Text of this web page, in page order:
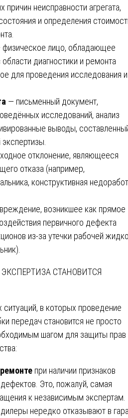
причин неисправности агрегата,
и определения
лицо, обладающее
диагностики и ремонта
для проведения исследования и
— письменный документ,
исследований, анализ
выводы,
отклонение, являющееся
отказа (например,
конструктивная
возникшее как прямое
первичного дефекта
из-за утечки рабочей
СТАНОВИТСЯ
в которых проведение
передач становится не просто
шагом для защиты прав
при наличии признаков
Это, пожалуй, самая
к независимым экспертам.
нередко отказывают в